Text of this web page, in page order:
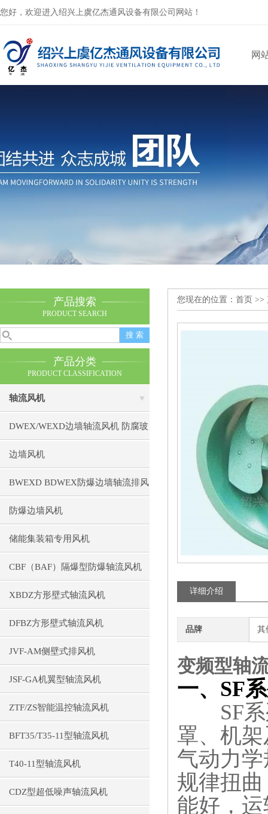
您好，欢迎进入绍兴上虞亿杰通风设备有限公司网站！
网
产品搜索
PRODUCT SEARCH
产品分类
PRODUCT CLASSIFICATION
轴流风机
DWEX/WEXD边墙轴流风机 防腐玻
璃钢防爆不锈钢排风机
边墙风机
BWEXD BDWEX防爆边墙轴流排风
机 防爆边墙风机
防爆边墙风机
储能集装箱专用风机
CBF（BAF）隔爆型防爆轴流风机
XBDZ方形壁式轴流风机
DFBZ方形壁式轴流风机
JVF-AM侧壁式排风机
JSF-GA机翼型轴流风机
ZTF/ZS智能温控轴流风机
BFT35/T35-11型轴流风机
T40-11型轴流风机
CDZ型超低噪声轴流风机
您现在的位置： 首页 >>
详细介绍
品牌 其
变频型轴
一、SF
SF系
罩、机
气动力
规律扭
能好，